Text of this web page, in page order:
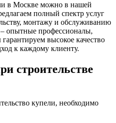
в Москве можно в нашей
полный спектр услуг
монтажу и обслуживанию
опытные профессионалы,
высокое качество
к каждому клиенту.
строительстве
купели, необходимо